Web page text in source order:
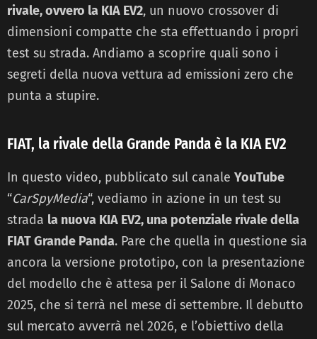
rivale, ovvero la KIA EV2, un nuovo crossover di
dimensioni compatte che sta effettuando i propri
test su strada. Andiamo a scoprire quali sono i
segreti della nuova vettura ad emissioni zero che
punta a stupire.
FIAT, la rivale della Grande Panda è la KIA EV2
In questo video, pubblicato sul canale YouTube
“CarSpyMedia“, vediamo in azione in un test su
strada la nuova KIA EV2, una potenziale rivale della
FIATGrande Panda. Pare che quella in questione sia
ancora la versione prototipo, con la presentazione
del modello che è attesa per il Salone di Monaco
2025, che si terrà nel mese di settembre. Il debutto
sul mercato avverrà nel 2026, e l’obiettivo della